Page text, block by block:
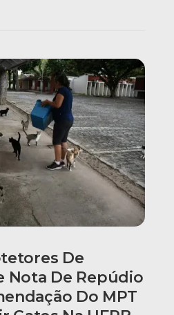
De
Nota De Repúdio
Do MPT